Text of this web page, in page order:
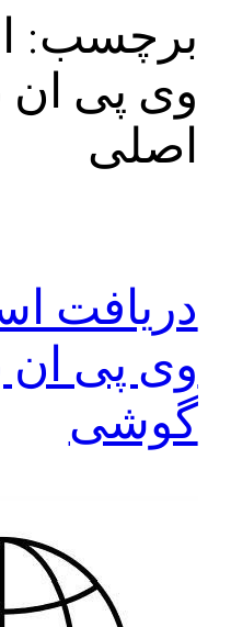
برچسب:
وی پی ان
اصلی
دریافت
وی پی ان
گوشی